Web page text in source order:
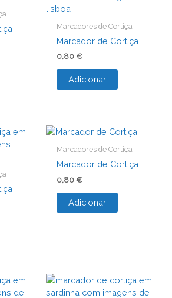
Marcadores de Cortiça
Marcador de Cortiça
0,80 €
Adicionar
Marcadores de Cortiça
Marcador de Cortiça
0,80 €
Adicionar